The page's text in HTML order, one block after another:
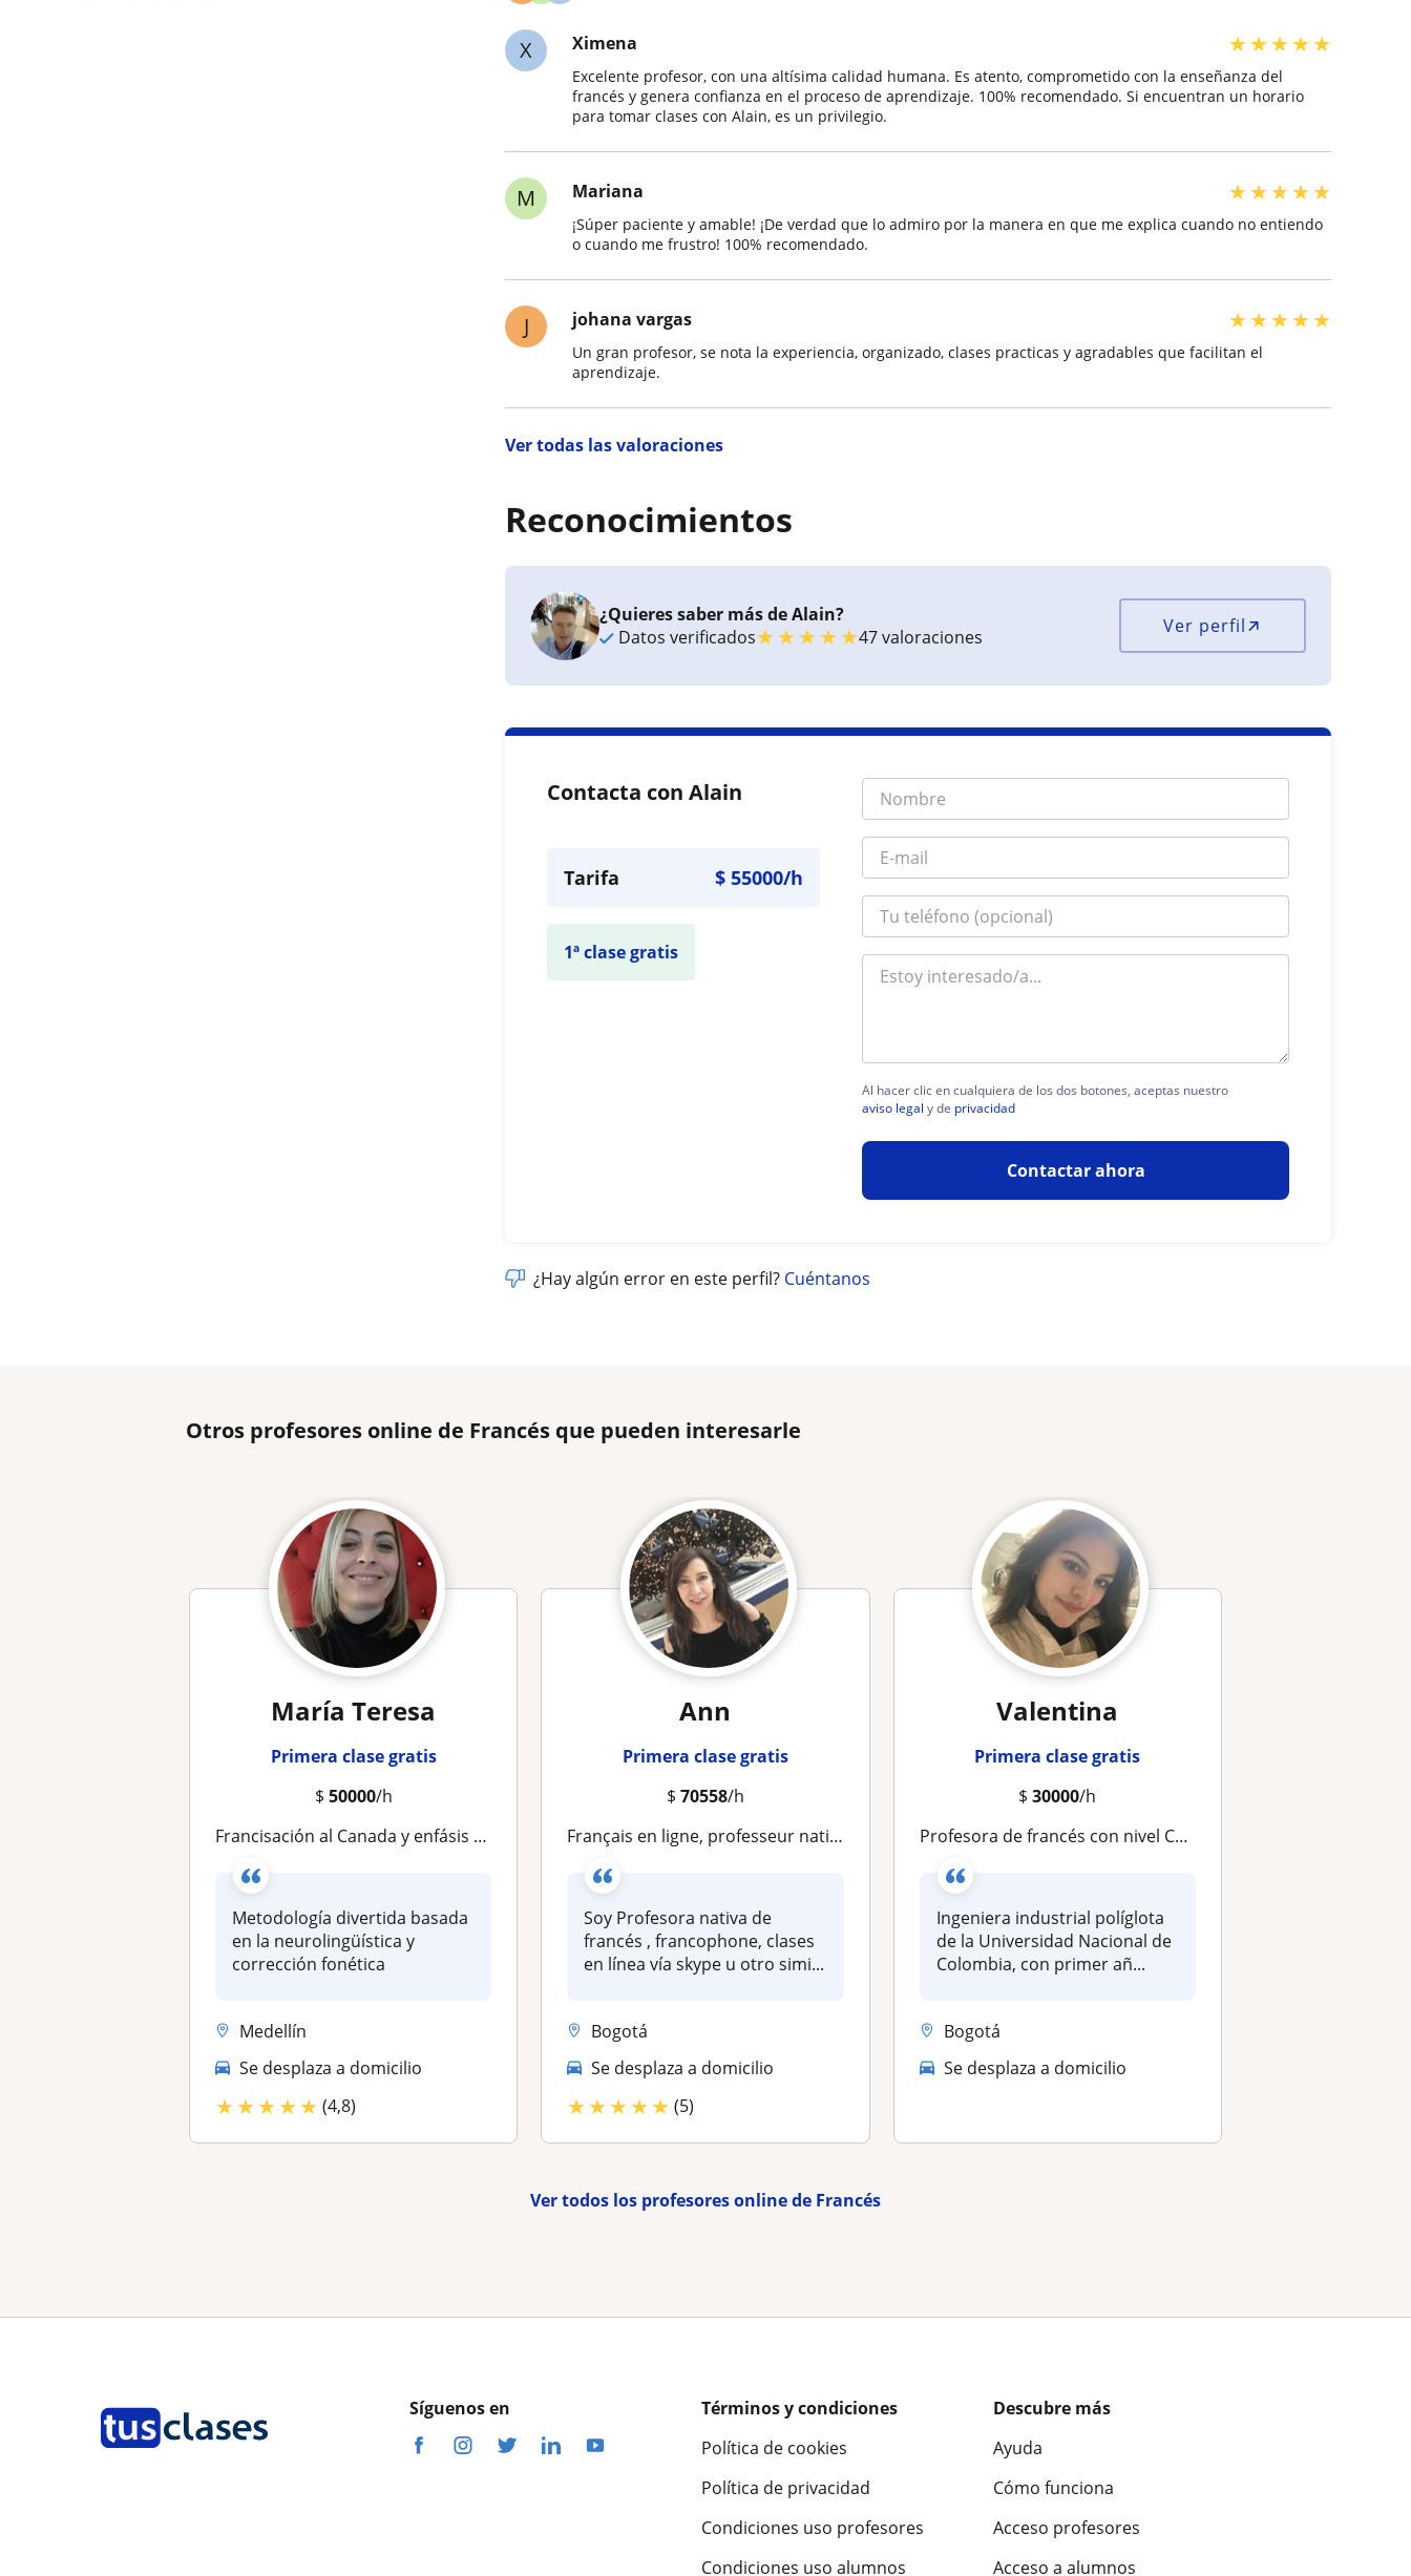
X Ximena ★★★★★
Excelente profesor, con una altísima calidad humana. Es atento, comprometido con la enseñanza del
francés y genera confianza en el proceso de aprendizaje. 100% recomendado. Si encuentran un horario
para tomar clases con Alain, es un privilegio.
M Mariana ★★★★★
¡Súper paciente y amable! ¡De verdad que lo admiro por la manera en que me explica cuando no entiendo
o cuando me frustro! 100% recomendado.
J johana vargas ★★★★★
Un gran profesor, se nota la experiencia, organizado, clases practicas y agradables que facilitan el
aprendizaje.
Ver todas las valoraciones
Reconocimientos
¿Quieres saber más de Alain?
Datos verificados★★★★★47 valoraciones Ver perfil
Contacta con Alain
Tarifa $55000/h
1ª clase gratis
Al hacer clic en cualquiera de los dos botones, aceptas nuestro
aviso legal y de privacidad
Contactar ahora
¿Hay algún error en este perfil? Cuéntanos
Otros profesores online de Francés que pueden interesarle
María Teresa
Primera clase gratis
$ 50000/h
Francisación al Canada y enfásis migratorio Preparación al TCF TEF DELF
Metodología divertida basada
en la neurolingüística y
corrección fonética
Medellín
Se desplaza a domicilio
★★★★★ (4,8)
Ann
Primera clase gratis
$ 70558/h
Français en ligne, professeur native, francophone
Soy Profesora nativa de
francés , francophone, clases
en línea vía skype u otro simi...
Bogotá
Se desplaza a domicilio
★★★★★ (5)
Valentina
Primera clase gratis
$30000/h
Profesora de francés con nivel C1 para niños y adultos (virtual)
Ingeniera industrial políglota
de la Universidad Nacional de
Colombia, con primer añ...
Bogotá
Se desplaza a domicilio
Ver todos los profesores online de Francés
Síguenos en
Términos y condiciones
Política de cookies
Política de privacidad
Condiciones uso profesores
Condiciones uso alumnos
Descubre más
Ayuda
Cómo funciona
Acceso profesores
Acceso a alumnos